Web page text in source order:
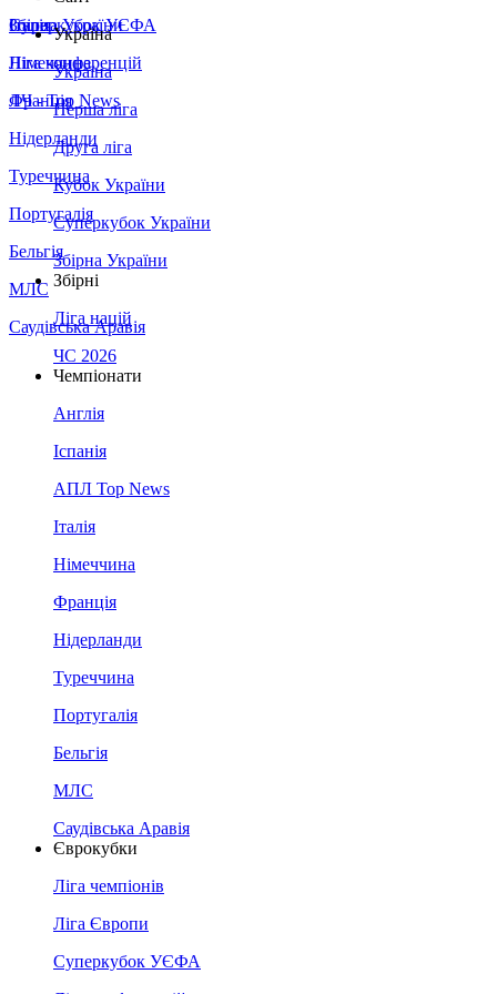
Збірна України
Італія
Німеччина
Франція
Нідерланди
Туреччина
Португалія
Бельгія
МЛС
Саудівська Аравія
Суперкубок УЄФА
Ліга конференцій
ЛЧ - Top News
Україна
Україна
Перша ліга
Друга ліга
Кубок України
Суперкубок України
Збірна України
Збірні
Ліга націй
ЧС 2026
Чемпіонати
Англія
Іспанія
АПЛ Top News
Італія
Німеччина
Франція
Нідерланди
Туреччина
Португалія
Бельгія
МЛС
Саудівська Аравія
Єврокубки
Ліга чемпіонів
Ліга Європи
Суперкубок УЄФА